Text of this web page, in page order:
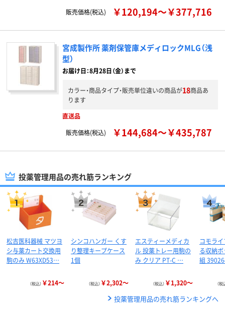
販売価格(税込)
￥120,194～￥377,716
宮成製作所 薬剤保管庫メディロックMLG（浅
型）
お届け日：8月28日（金）まで
カラー・商品タイプ・販売単位違いの商品が18商品あ
ります
直送品
販売価格(税込)
￥144,684～￥435,787
投薬管理用品の売れ筋ランキング
松吉医科器械 マツヨ
シ与薬カート交換用
駒のみ W63XD53…
（税込） ￥214～
シンコハンガー くす
り整理キープケース
1個
（税込） ￥2,302～
エスティーメディカ
ル 投薬トレー用駒の
み クリア PT-C …
（税込） ￥1,320～
コモラ
る収納
組
（税
投薬管理用品の売れ筋ランキングへ